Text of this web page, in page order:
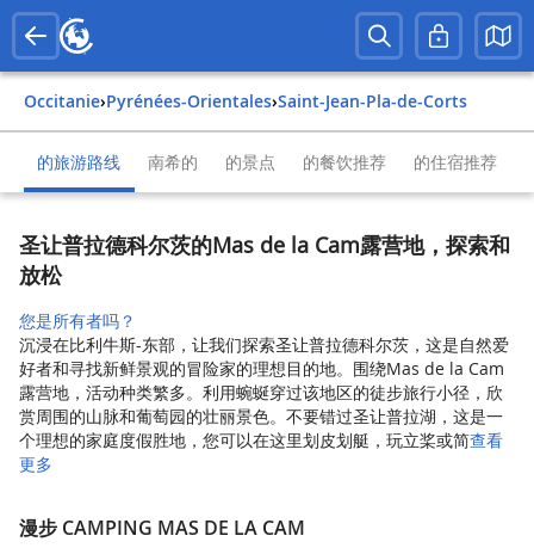
Occitanie› Pyrénées-Orientales› Saint-Jean-Pla-de-Corts
的旅游路线 南希的 的景点 的餐饮推荐 的住宿推荐
圣让普拉德科尔茨的Mas de la Cam露营地，探索和
放松
您是所有者吗？
沉浸在比利牛斯-东部，让我们探索圣让普拉德科尔茨，这是自然爱
好者和寻找新鲜景观的冒险家的理想目的地。围绕Mas de la Cam
露营地，活动种类繁多。利用蜿蜒穿过该地区的徒步旅行小径，欣
赏周围的山脉和葡萄园的壮丽景色。不要错过圣让普拉湖，这是一
个理想的家庭度假胜地，您可以在这里划皮划艇，玩立桨或简查看
更多
漫步 CAMPING MAS DE LA CAM